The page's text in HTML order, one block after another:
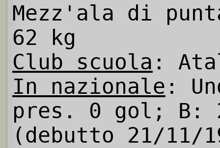
Mezz'ala di
62 kg
Club scuola :
In nazionale :
pres. 0 gol; B:
(debutto 21/11/